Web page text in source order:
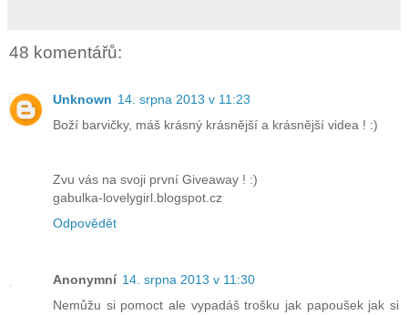
48 komentářů:
Unknown 14. srpna 2013 v 11:23
Boží barvičky, máš krásný krásnější a krásnější videa ! :)
Zvu vás na svoji první Giveaway ! :)
gabulka-lovelygirl.blogspot.cz
Odpovědět
Anonymní 14. srpna 2013 v 11:30
Nemůžu si pomoct ale vypadáš trošku jak papoušek jak si